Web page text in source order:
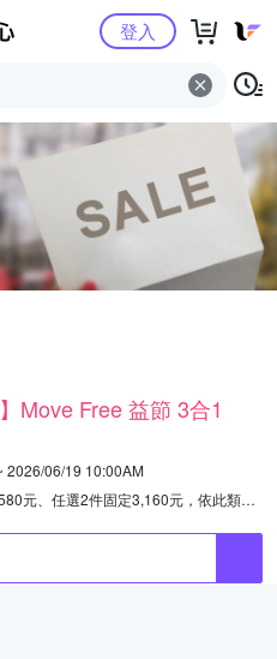
Yahoo購物中心
登入
Move Free 益節 3合1
2026/06/19 10:00AM
滿件折扣活動，購物任選1件固定1,580元、任選2件固定3,160元，依此類推。